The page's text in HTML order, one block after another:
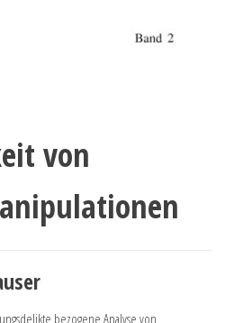
von
bezogene Analyse von